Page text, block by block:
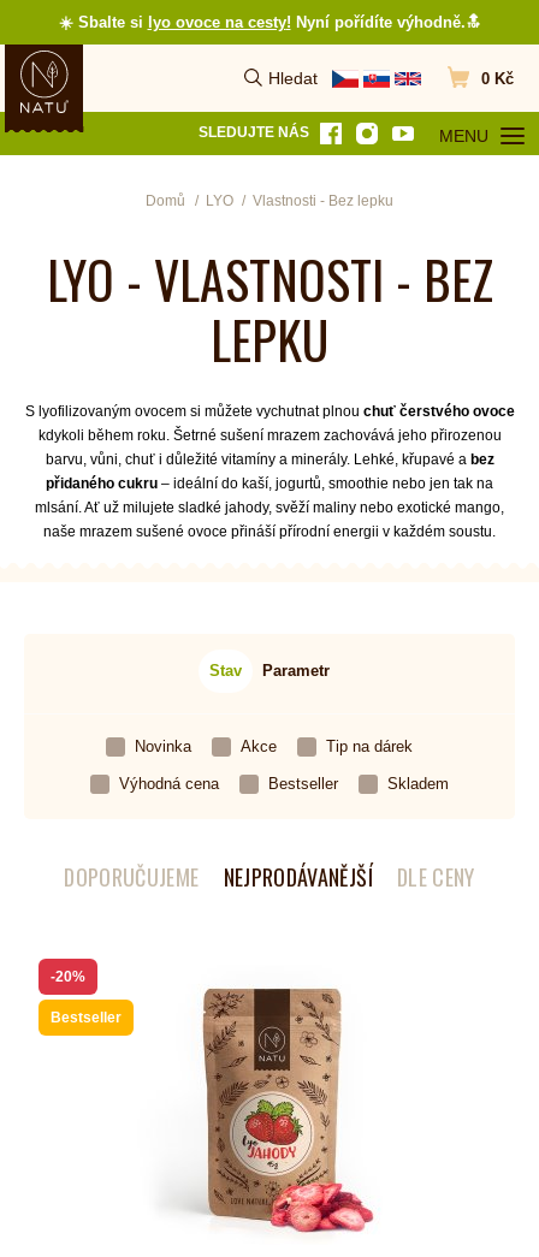
☀️ Sbalte si lyo ovoce na cesty! Nyní pořídíte výhodně.🔝
Hledat
Vyhledat Přejít do
0 Kč
SLEDUJTE NÁS MENU
OTEVŘÍT
Domů LYO Vlastnosti - Bez lepku
LYO - VLASTNOSTI - BEZ
LEPKU
S lyofilizovaným ovocem si můžete vychutnat plnou chuť čerstvého ovoce
kdykoli během roku. Šetrné sušení mrazem zachovává jeho přirozenou
barvu, vůni, chuť i důležité vitamíny a minerály. Lehké, křupavé a bez
přidaného cukru – ideální do kaší, jogurtů, smoothie nebo jen tak na
mlsání. Ať už milujete sladké jahody, svěží maliny nebo exotické mango,
naše mrazem sušené ovoce přináší přírodní energii v každém soustu.
Stav Parametr
Novinka Akce Tip na dárek
Výhodná cena Bestseller Skladem
DOPORUČUJEME NEJPRODÁVANĚJŠÍ DLE CENY
-20%
Bestseller